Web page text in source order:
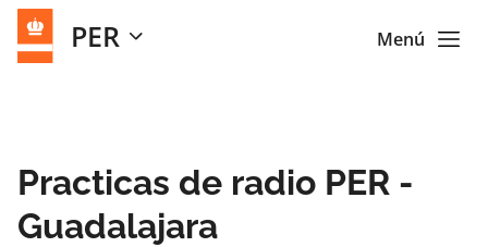
PER Menú
Practicas de radio PER -
Guadalajara